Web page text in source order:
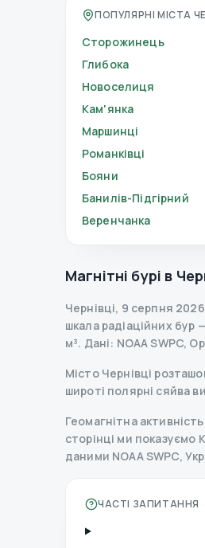
ПОПУЛЯРНІ МІСТА
Сторожинець
Глибока
Новоселиця
Кам'янка
Маршинці
Романківці
Бояни
Банилів-Підгірний
Веренчанка
Магнітні бурі в
Чернівці, 9 серпня
шкала радіаційних бур
м³. Дані: NOAA SWPC,
Місто Чернівці
широті полярні сяйва
Геомагнітна
сторінці ми показуємо
даними NOAA SWPC,
ЧАСТІ ЗАПИТАННЯ